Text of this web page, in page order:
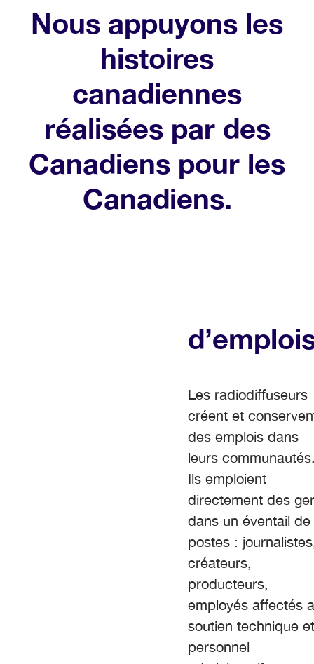
Nous appuyons les
histoires
canadiennes
réalisées par des
Canadiens pour les
Canadiens.
Les radiodiffuseurs
créent et
des emplois dans
leurs
Ils emploient
directement des
dans un éventail de
postes :
créateurs,
producteurs,
employés affectés
soutien technique et
personnel